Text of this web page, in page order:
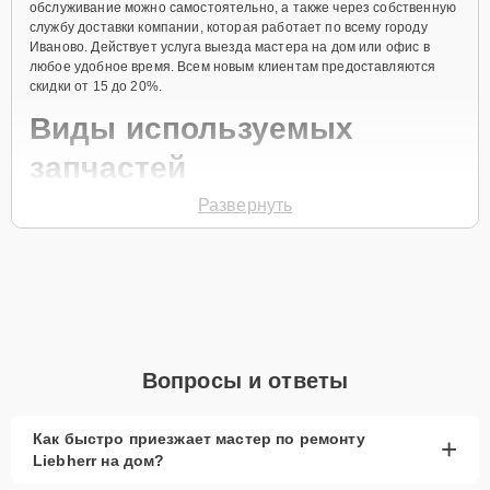
обслуживание можно самостоятельно, а также через собственную
службу доставки компании, которая работает по всему городу
Иваново. Действует услуга выезда мастера на дом или офис в
любое удобное время. Всем новым клиентам предоставляются
скидки от 15 до 20%.
Виды используемых
запчастей
Для ремонта морозильной камеры модели GT 4756 предлагаются
активное использование устройства дольше
запчастей.
При наличии планов в скором времени заменить
Развернуть
Вопросы и ответы
Как быстро приезжает мастер по ремонту
Liebherr на дом?
+